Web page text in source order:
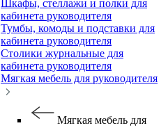
Шкафы, стеллажи и полки для
кабинета руководителя
Тумбы, комоды и подставки для
кабинета руководителя
Столики журнальные для
кабинета руководителя
Мягкая мебель для руководителя
Мягкая мебель для